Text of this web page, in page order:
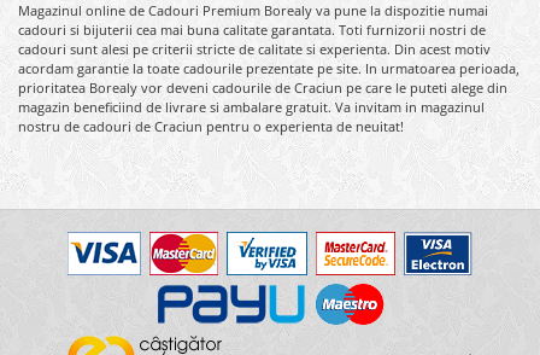
Magazinul online de Cadouri Premium Borealy va pune la dispozitie numai
cadouri si bijuterii cea mai buna calitate garantata. Toti furnizorii nostri de
cadouri sunt alesi pe criterii stricte de calitate si experienta. Din acest motiv
acordam garantie la toate cadourile prezentate pe site. In urmatoarea perioada,
prioritatea Borealy vor deveni cadourile de Craciun pe care le puteti alege din
magazin beneficiind de livrare si ambalare gratuit. Va invitam in magazinul
nostru de cadouri de Craciun pentru o experienta de neuitat!